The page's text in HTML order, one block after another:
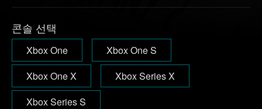
콘솔 선택
Xbox One
Xbox One S
Xbox One X
Xbox Series X
Xbox Series S